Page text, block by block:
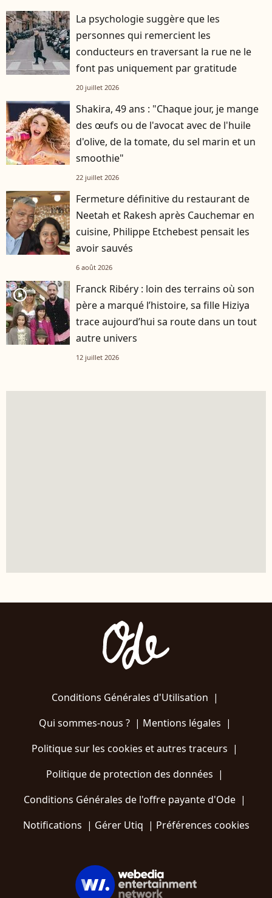
La psychologie suggère que les
personnes qui remercient les
conducteurs en traversant la rue ne le
font pas uniquement par gratitude
20 juillet 2026
Shakira, 49 ans : "Chaque jour, je mange
des œufs ou de l'avocat avec de l'huile
d'olive, de la tomate, du sel marin et un
smoothie"
22 juillet 2026
Fermeture définitive du restaurant de
Neetah et Rakesh après Cauchemar en
cuisine, Philippe Etchebest pensait les
avoir sauvés
6 août 2026
player2
Franck Ribéry : loin des terrains où son
père a marqué l’histoire, sa fille Hiziya
trace aujourd’hui sa route dans un tout
autre univers
12 juillet 2026
Conditions Générales d'Utilisation |
Qui sommes-nous ?| Mentions légales |
Politique sur les cookies et autres traceurs |
Politique de protection des données |
Conditions Générales de l'offre payante d'Ode |
Notifications | Gérer Utiq | Préférences cookies